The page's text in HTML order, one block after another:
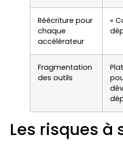
Réécriture pour
chaque
accélérateur
«
Fragmentation
des outils
Les risques à